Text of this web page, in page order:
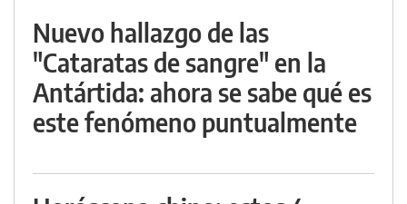
Nuevo hallazgo de las
"Cataratas de sangre" en la
Antártida: ahora se sabe qué es
este fenómeno puntualmente